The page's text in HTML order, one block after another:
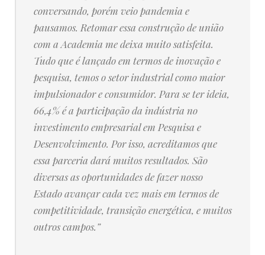
conversando, porém veio pandemia e
pausamos. Retomar essa construção de união
com a Academia me deixa muito satisfeita.
Tudo que é lançado em termos de inovação e
pesquisa, temos o setor industrial como maior
impulsionador e consumidor. Para se ter ideia,
66,4% é a participação da indústria no
investimento empresarial em Pesquisa e
Desenvolvimento. Por isso, acreditamos que
essa parceria dará muitos resultados. São
diversas as oportunidades de fazer nosso
Estado avançar cada vez mais em termos de
competitividade, transição energética, e muitos
outros campos.”